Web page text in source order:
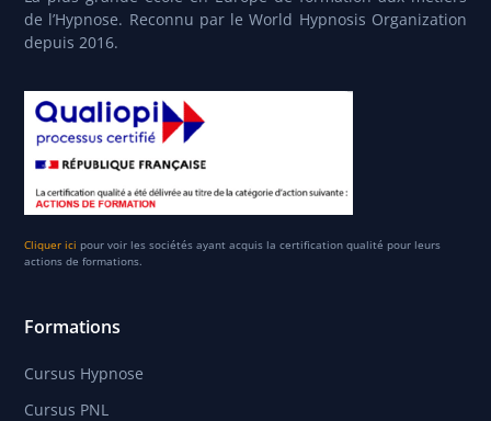
de l’Hypnose. Reconnu par le World Hypnosis Organization
depuis 2016.
Cliquer ici pour voir les sociétés ayant acquis la certification qualité pour leurs
actions de formations.
Formations
Cursus Hypnose
Cursus PNL